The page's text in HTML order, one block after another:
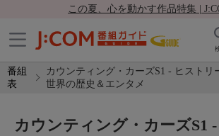
この夏、心を動かす作品特集 |
番組
表
カウンティング・カーズS1 - ヒストリ
世界の歴史＆エンタメ
カウンティング・カーズS1